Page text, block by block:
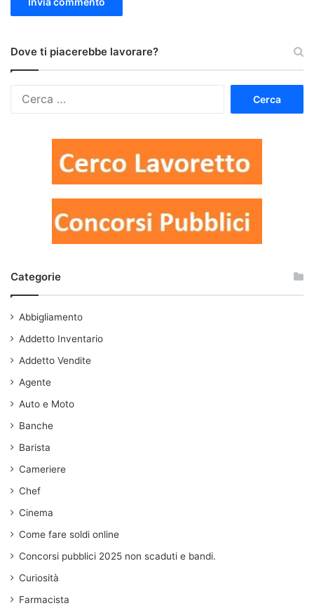
Dove ti piacerebbe lavorare?
Categorie
Abbigliamento
Addetto Inventario
Addetto Vendite
Agente
Auto e Moto
Banche
Barista
Cameriere
Chef
Cinema
Come fare soldi online
Concorsi pubblici 2025 non scaduti e bandi.
Curiosità
Farmacista